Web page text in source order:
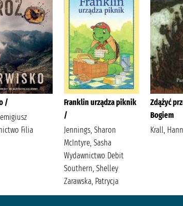
/
Filia
Franklin urządza piknik
/
Jennings, Sharon
McIntyre, Sasha
Wydawnictwo Debit
Southern, Shelley
Zarawska, Patrycja
Zdążyć
Bogiem
Krall,